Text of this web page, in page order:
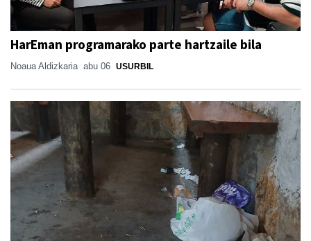
HarEman programarako parte hartzaile bila
Noaua Aldizkaria abu 06 USURBIL